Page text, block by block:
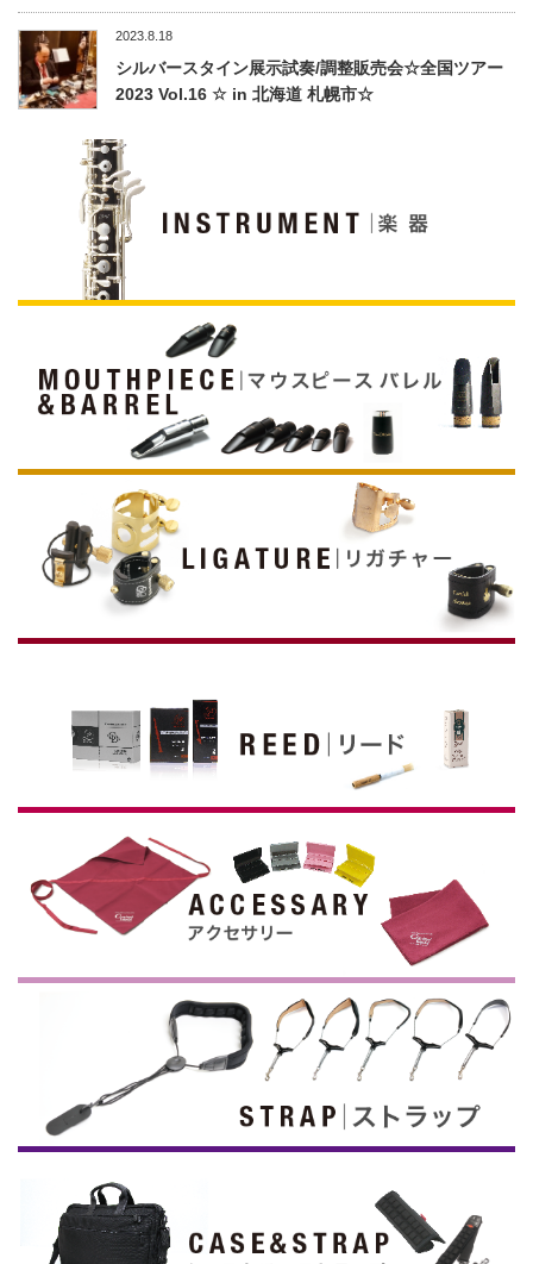
2023.8.18
シルバースタイン展示試奏/調整販売会☆全国ツアー
2023 Vol.16 ☆ in 北海道 札幌市☆